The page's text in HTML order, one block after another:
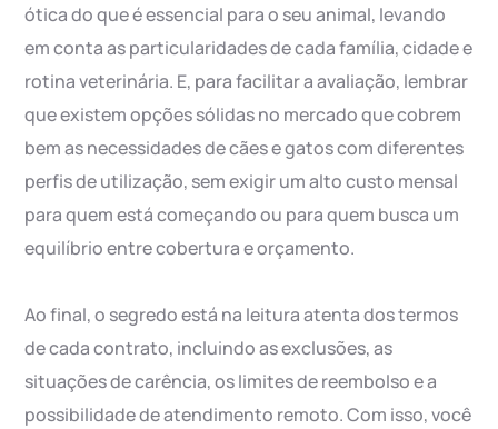
ótica do que é essencial para o seu animal, levando
em conta as particularidades de cada família, cidade e
rotina veterinária. E, para facilitar a avaliação, lembrar
que existem opções sólidas no mercado que cobrem
bem as necessidades de cães e gatos com diferentes
perfis de utilização, sem exigir um alto custo mensal
para quem está começando ou para quem busca um
equilíbrio entre cobertura e orçamento.
Ao final, o segredo está na leitura atenta dos termos
de cada contrato, incluindo as exclusões, as
situações de carência, os limites de reembolso e a
possibilidade de atendimento remoto. Com isso, você